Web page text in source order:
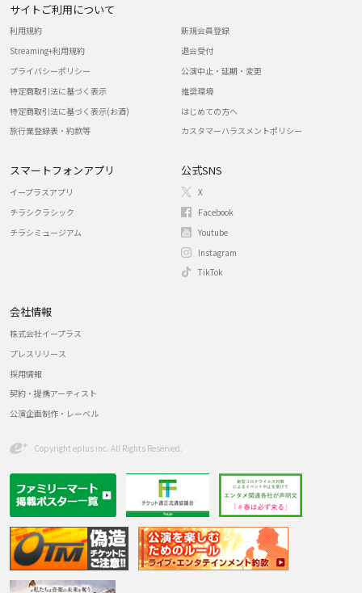
サイトご利用について
利用規約
Streaming+利用規約
プライバシーポリシー
特定商取引法に基づく表示
特定商取引法に基づく表示(お酒)
旅行業登録表・約款等
新規会員登録
退会受付
公演中止・延期・変更
推奨環境
はじめての方へ
カスタマーハラスメントポリシー
スマートフォンアプリ
イープラスアプリ
チラシクラシック
チラシミュージアム
公式SNS
X
Facebook
Youtube
Instagram
TikTok
会社情報
株式会社イープラス
プレスリリース
採用情報
契約・提携アーティスト
公演企画制作・レーベル
Copyright eplus inc. All Rights Reserved.